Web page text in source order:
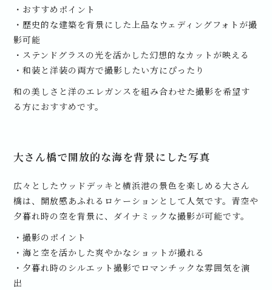
・おすすめポイント
・歴史的な建築を背景にした上品なウェディングフォトが撮
影可能
・ステンドグラスの光を活かした幻想的なカットが映える
・和装と洋装の両方で撮影したい方にぴったり
和の美しさと洋のエレガンスを組み合わせた撮影を希望す
る方におすすめです。
大さん橋で開放的な海を背景にした写真
広々としたウッドデッキと横浜港の景色を楽しめる大さん
橋は、開放感あふれるロケーションとして人気です。青空や
夕暮れ時の空を背景に、ダイナミックな撮影が可能です。
・撮影のポイント
・海と空を活かした爽やかなショットが撮れる
・夕暮れ時のシルエット撮影でロマンチックな雰囲気を演
出